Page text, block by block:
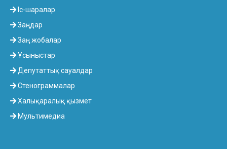
Іс-шаралар
Заңдар
Заң жобалар
Ұсыныстар
Депутаттық сауалдар
Стенограммалар
Халықаралық қызмет
Мультимедиа